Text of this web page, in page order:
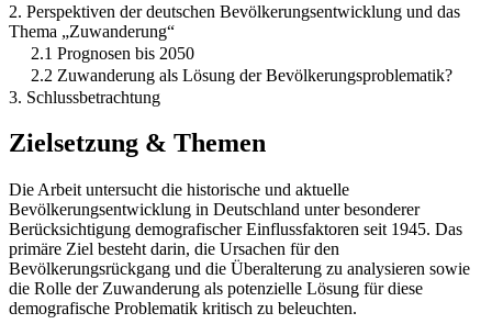
2. Perspektiven der deutschen Bevölkerungsentwicklung und das
Thema „Zuwanderung“
2.1 Prognosen bis 2050
2.2 Zuwanderung als Lösung der Bevölkerungsproblematik?
3. Schlussbetrachtung
Zielsetzung & Themen
Die Arbeit untersucht die historische und aktuelle
Bevölkerungsentwicklung in Deutschland unter besonderer
Berücksichtigung demografischer Einflussfaktoren seit 1945. Das
primäre Ziel besteht darin, die Ursachen für den
Bevölkerungsrückgang und die Überalterung zu analysieren sowie
die Rolle der Zuwanderung als potenzielle Lösung für diese
demografische Problematik kritisch zu beleuchten.